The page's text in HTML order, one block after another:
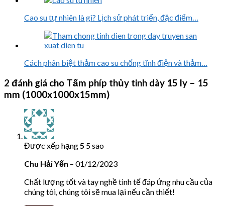
Cao su tự nhiên là gì? Lịch sử phát triển, đặc điểm…
Cách phân biệt thảm cao su chống tĩnh điện và thảm…
2 đánh giá cho Tấm phíp thủy tinh dày 15 ly – 15
mm (1000x1000x15mm)
Được xếp hạng5 5 sao
Chu Hải Yến – 01/12/2023
Chất lượng tốt và tay nghề tinh tế đáp ứng nhu cầu của
chúng tôi, chúng tôi sẽ mua lại nếu cần thiết!